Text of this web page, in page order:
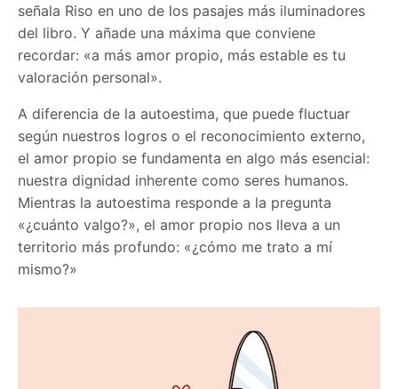
señala Riso en uno de los pasajes más iluminadores
del libro. Y añade una máxima que conviene
recordar: «a más amor propio, más estable es tu
valoración personal».
A diferencia de la autoestima, que puede fluctuar
según nuestros logros o el reconocimiento externo,
el amor propio se fundamenta en algo más esencial:
nuestra dignidad inherente como seres humanos.
Mientras la autoestima responde a la pregunta
«¿cuánto valgo?», el amor propio nos lleva a un
territorio más profundo: «¿cómo me trato a mí
mismo?»